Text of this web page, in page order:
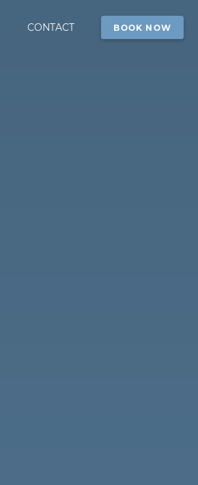
CONTACT BOOK NOW